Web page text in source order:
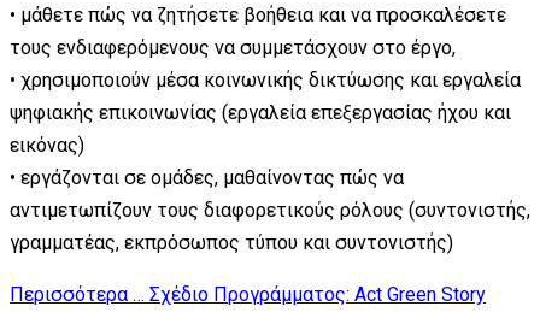
• μάθετε πώς να ζητήσετε βοήθεια και να προσκαλέσετε
τους ενδιαφερόμενους να συμμετάσχουν στο έργο,
• χρησιμοποιούν μέσα κοινωνικής δικτύωσης και εργαλεία
ψηφιακής επικοινωνίας (εργαλεία επεξεργασίας ήχου και
εικόνας)
• εργάζονται σε ομάδες, μαθαίνοντας πώς να
αντιμετωπίζουν τους διαφορετικούς ρόλους (συντονιστής,
γραμματέας, εκπρόσωπος τύπου και συντονιστής)
Περισσότερα … Σχέδιο Προγράμματος: Act Green Story